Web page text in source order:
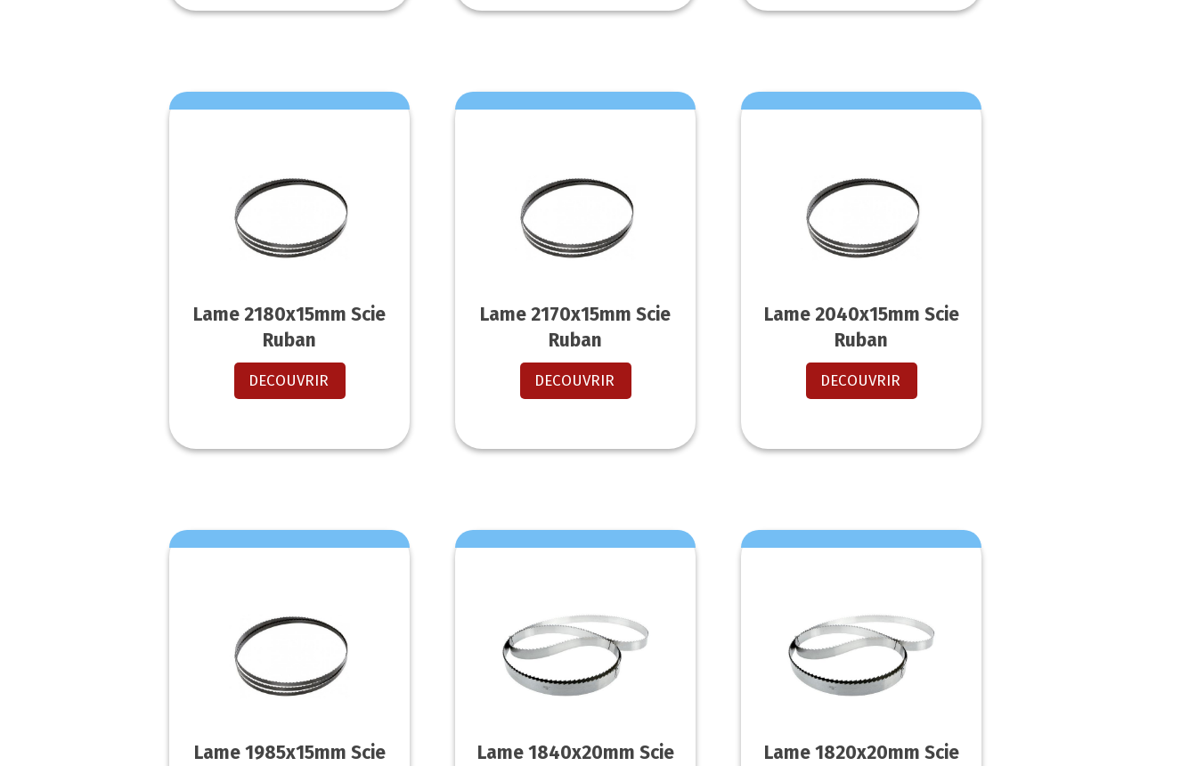
Lame 2180x15mm Scie
Ruban
DECOUVRIR
Lame 2170x15mm Scie
Ruban
DECOUVRIR
Lame 2040x15mm Scie
Ruban
DECOUVRIR
Lame 1985x15mm Scie
Lame 1840x20mm Scie
Lame 1820x20mm Scie